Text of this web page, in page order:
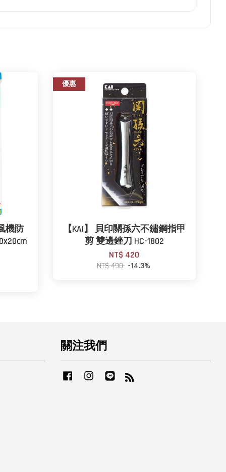
機防
優惠
【KAI】 貝印關孫六不鏽鋼指甲
剪 雙邊銼刀 HC-1802
NT$ 420
NT$ 490 -14.3%
關注我們
Facebook InstagramLine